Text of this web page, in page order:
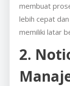
membuat
lebih cepat
memiliki latar
2.